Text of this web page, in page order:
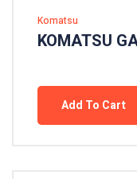
Komatsu
KOMATSU
Add To Cart